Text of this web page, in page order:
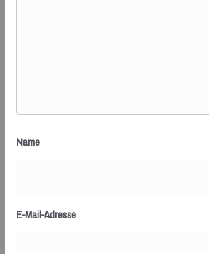
Name
E-Mail-Adresse